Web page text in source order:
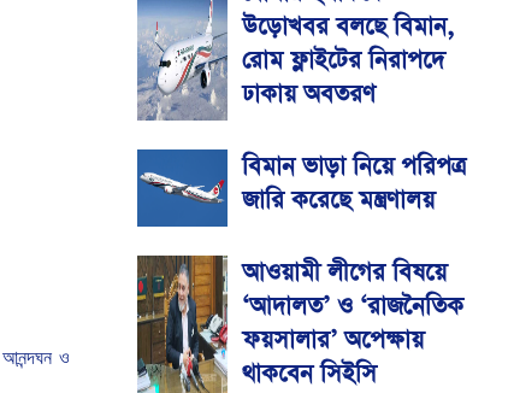
আনন্দঘন ও
উড়োখবর বলছে বিমান,
রোম ফ্লাইটের নিরাপদে
ঢাকায় অবতরণ
বিমান ভাড়া নিয়ে পরিপত্র
জারি করেছে মন্ত্রণালয়
আওয়ামী লীগের বিষয়ে
‘আদালত’ ও ‘রাজনৈতিক
ফয়সালার’ অপেক্ষায়
থাকবেন সিইসি